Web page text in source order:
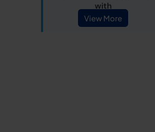
View More
with